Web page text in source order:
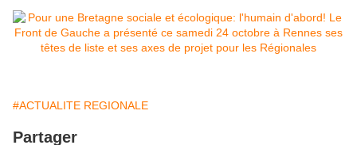
#ACTUALITE REGIONALE
Partager